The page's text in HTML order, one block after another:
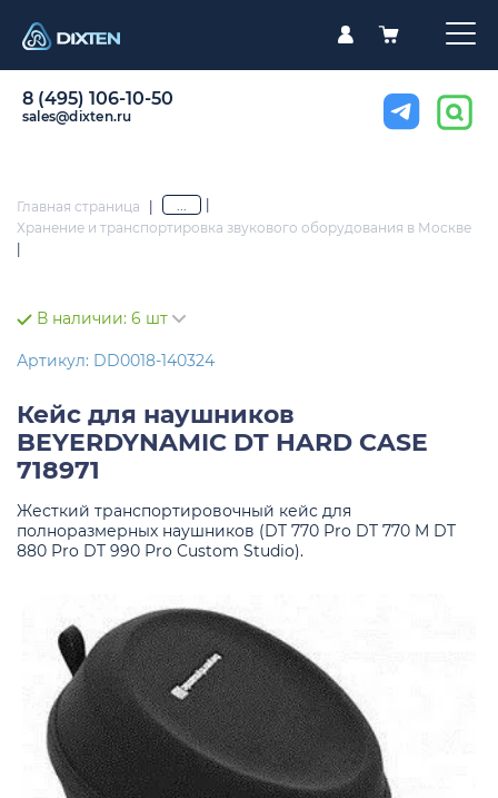
8 (495) 106-10-50
sales@dixten.ru
Главная страница | ...
Хранение и транспортировка звукового оборудования в Москве
В наличии: 6 шт
Артикул: DD0018-140324
Кейс для наушников
BEYERDYNAMIC DT HARD CASE
718971
Жесткий транспортировочный кейс для
полноразмерных наушников (DT 770 Pro DT 770 M DT
880 Pro DT 990 Pro Custom Studio).